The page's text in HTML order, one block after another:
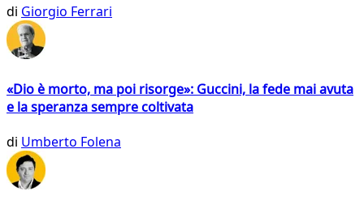
di Giorgio Ferrari
«Dio è morto, ma poi risorge»: Guccini, la fede mai avuta
e la speranza sempre coltivata
di Umberto Folena